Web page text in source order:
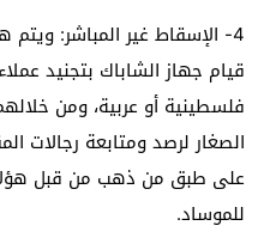
4- الإسقاط غير المباشر:
قيام جهاز الشاباك بتجنيد
فلسطينية أو عربية، ومن
الصغار لرصد ومتابعة رجالات
على طبق من ذهب من قبل
للموساد.